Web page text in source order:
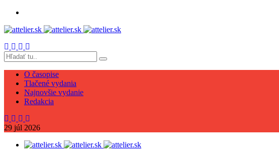
O časopise
Tlačené vydania
Najnovšie vydanie
Redakcia
29 júl 2026